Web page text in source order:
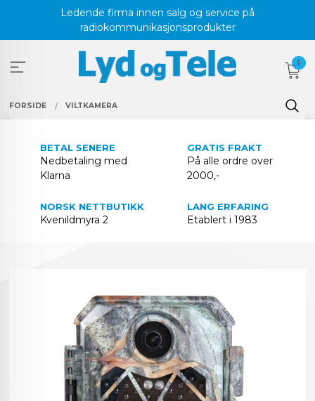
Ledende firma innen salg og service på
radiokommunikasjonsprodukter
0
FORSIDE VILTKAMERA
BETAL SENERE
Nedbetaling med
Klarna
GRATIS FRAKT
På alle ordre over
2000,-
NORSK NETTBUTIKK
Kvenildmyra 2
LANG ERFARING
Etablert i 1983